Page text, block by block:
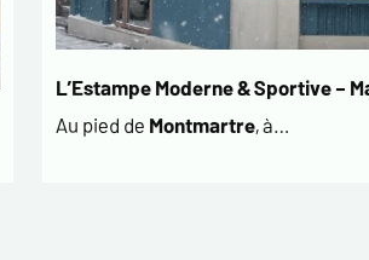
L’Estampe Moderne & Sportive –
Au pied de Montmartre, à…